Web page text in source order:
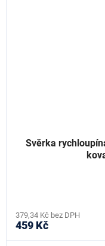
Svěrka
379,34 Kč bez DPH
459 Kč